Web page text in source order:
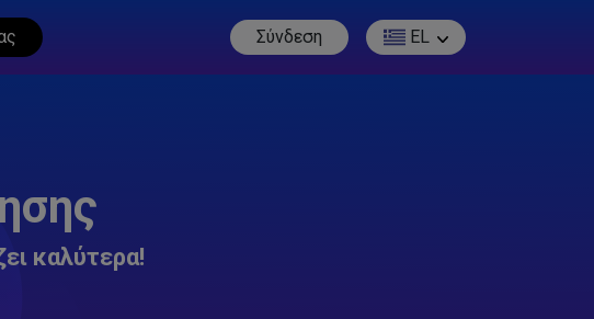
Σύνδεση EL
καλύτερα!